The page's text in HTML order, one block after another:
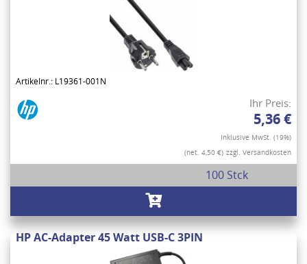
Artikelnr.: L19361-001N
Ihr Preis:
5,36 €
Inklusive MwSt. (19%)
(net. 4,50 €) zzgl. Versandkosten
100 Stck
HP AC-Adapter 45 Watt USB-C 3PIN